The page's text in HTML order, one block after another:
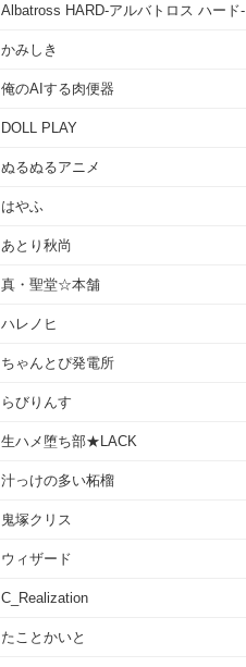
Albatross HARD‐アルバトロス ハード‐
かみしき
俺のAIする肉便器
DOLL PLAY
ぬるぬるアニメ
はやふ
あとり秋尚
真・聖堂☆本舗
ハレノヒ
ちゃんとぴ発電所
らびりんす
生ハメ堕ち部★LACK
汁っけの多い柘榴
鬼塚クリス
ウィザード
C_Realization
たことかいと